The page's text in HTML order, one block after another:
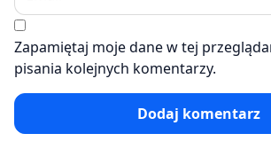
Zapamiętaj moje dane w tej
pisania kolejnych komentarzy.
Dodaj komentarz